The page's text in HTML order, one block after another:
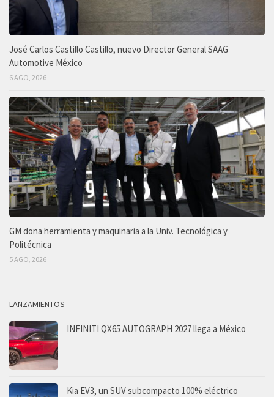
José Carlos Castillo Castillo, nuevo Director General SAAG
Automotive México
6 AGO, 2026
GM dona herramienta y maquinaria a la Univ. Tecnológica y
Politécnica
5 AGO, 2026
LANZAMIENTOS
INFINITI QX65 AUTOGRAPH 2027 llega a México
Kia EV3, un SUV subcompacto 100% eléctrico